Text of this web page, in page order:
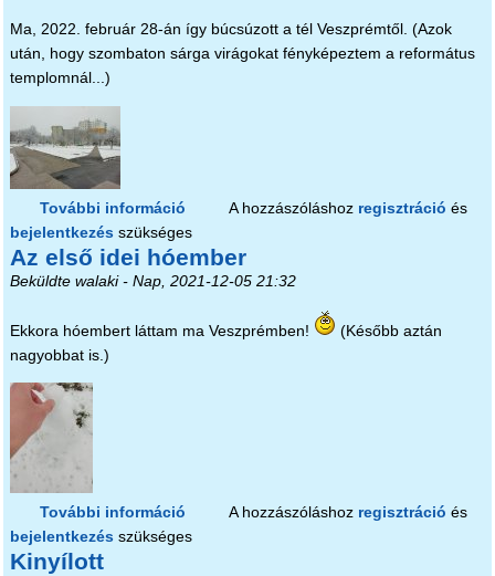
Ma, 2022. február 28-án így búcsúzott a tél Veszprémtől. (Azok
után, hogy szombaton sárga virágokat fényképeztem a református
templomnál...)
További információ Búcsúzik a tél(?) tartalommal
kapcsolatosan
A hozzászóláshoz regisztráció és
bejelentkezés szükséges
Az első idei hóember
Beküldte walaki- Nap, 2021-12-05 21:32
Ekkora hóembert láttam ma Veszprémben!
(Később aztán
nagyobbat is.)
További információ Az első idei hóember tartalommal
kapcsolatosan
A hozzászóláshoz regisztráció és
bejelentkezés szükséges
Kinyílott